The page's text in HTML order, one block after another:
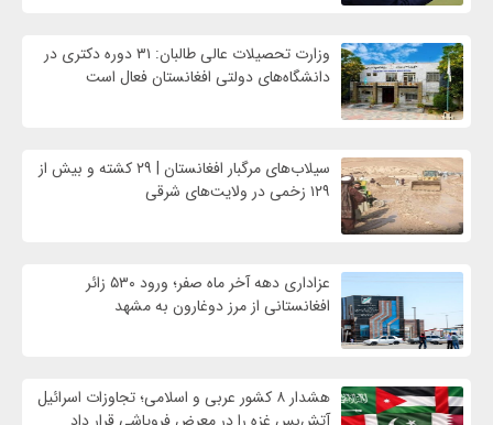
وزارت تحصیلات عالی طالبان: ۳۱ دوره دکتری در
دانشگاه‌های دولتی افغانستان فعال است
سیلاب‌های مرگبار افغانستان | ۲۹ کشته و بیش از
۱۲۹ زخمی در ولایت‌های شرقی
عزاداری دهه آخر ماه صفر؛ ورود ۵۳۰ زائر
افغانستانی از مرز دوغارون به مشهد
هشدار ۸ کشور عربی و اسلامی؛ تجاوزات اسرائیل